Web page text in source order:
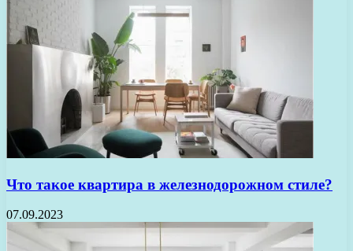
Что такое квартира в железнодорожном стиле?
07.09.2023